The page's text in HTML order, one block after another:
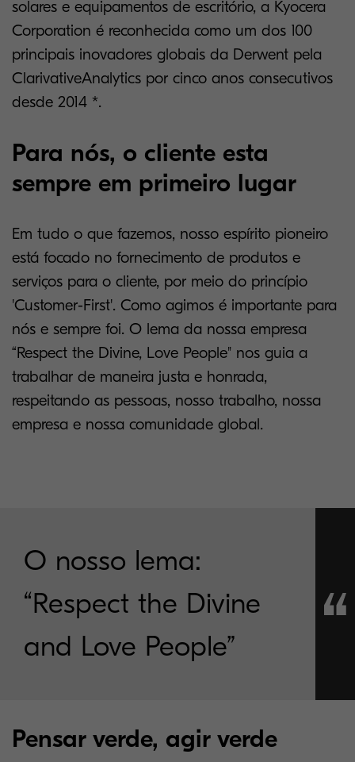
solares e equipamentos de escritório, a Kyocera
Corporation é reconhecida como um dos 100
principais inovadores globais da Derwent pela
ClarivativeAnalytics por cinco anos consecutivos
desde 2014 *.
Para nós, o cliente esta
sempre em primeiro lugar
Em tudo o que fazemos, nosso espírito pioneiro
está focado no fornecimento de produtos e
serviços para o cliente, por meio do princípio
'Customer-First'. Como agimos é importante para
nós e sempre foi. O lema da nossa empresa
“Respect the Divine, Love People" nos guia a
trabalhar de maneira justa e honrada,
respeitando as pessoas, nosso trabalho, nossa
empresa e nossa comunidade global.
O nosso lema:
“Respect the Divine
and Love People”
Pensar verde, agir verde